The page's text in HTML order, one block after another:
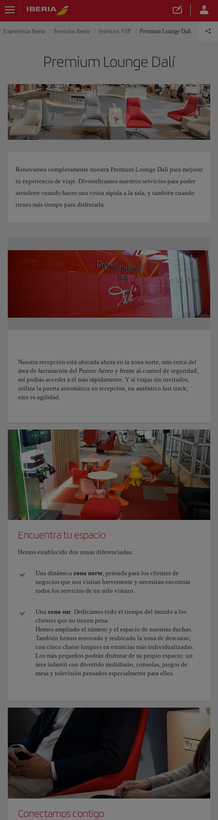
Experiencia Iberia Servicios Iberia Servicios VIP Premium Lounge Dalí
Premium Lounge Dalí
Renovamos completamente nuestra Premium Lounge Dalí para mejorar
tu experiencia de viaje. Diversificamos nuestros servicios para poder
atenderte cuando haces una visita rápida a la sala, y también cuando
tienes más tiempo para disfrutarla.
Nuestra recepción está ubicada ahora en la zona norte, más cerca del
área de facturación del Puente Aéreo y frente al control de seguridad;
así podrás acceder a él más rápidamente. Y si viajas sin invitados,
utiliza la puerta automática en recepción, un auténtico fast track;
esto es agilidad.
Encuentra tu espacio
Hemos establecido dos zonas diferenciadas:
Una dinámica zona norte , pensada para los clientes de
negocios que nos visitan brevemente y necesitan encontrar
todos los servicios de un solo vistazo.
Una zona sur . Dedicamos todo el tiempo del mundo a los
clientes que no tienen prisa:
Hemos ampliado el número y el espacio de nuestras duchas.
También hemos renovado y reubicado la zona de descanso,
con cinco chaise longues en estancias más individualizadas.
Los más pequeños podrán disfrutar de su propio espacio: un
área infantil con divertido mobiliario, consolas, juegos de
mesa y televisión pensados especialmente para ellos.
Conectamos contigo